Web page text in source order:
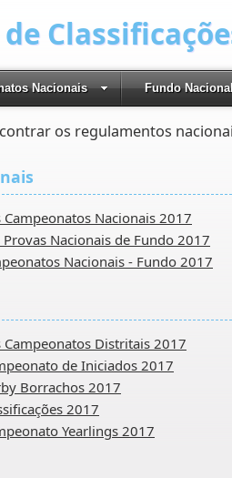
Nacionais Fundo
os regulamentos
Nacionais 2017
Nacionais de Fundo 2017
Nacionais - Fundo 2017
Distritais 2017
de Iniciados 2017
Borrachos 2017
2017
Yearlings 2017